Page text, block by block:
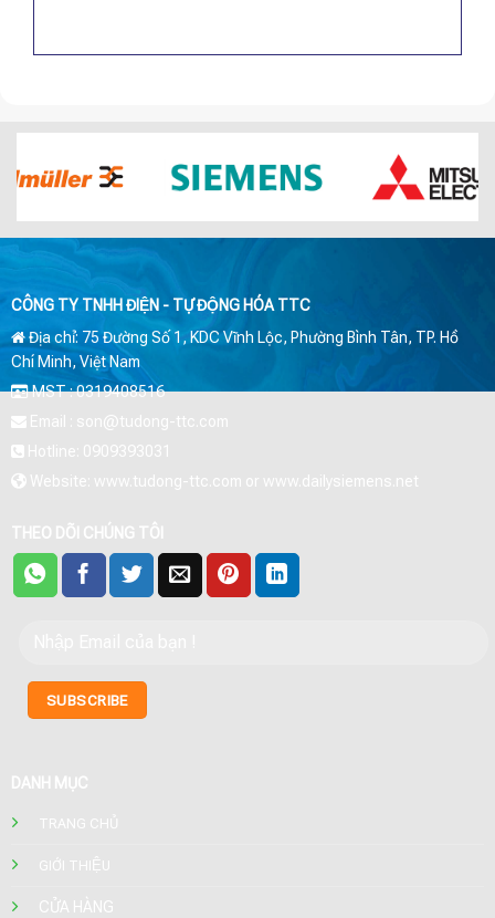
CÔNG TY TNHH ĐIỆN - TỰ ĐỘNG HÓA TTC
Địa chỉ: 75 Đường Số 1, KDC Vĩnh Lộc, Phường Bình Tân, TP. Hồ
Chí Minh, Việt Nam
MST : 0319408516
Email : son@tudong-ttc.com
Hotline: 0909393031
Website: www.tudong-ttc.com or www.dailysiemens.net
THEO DÕI CHÚNG TÔI
DANH MỤC
TRANG CHỦ
GIỚI THIỆU
CỬA HÀNG